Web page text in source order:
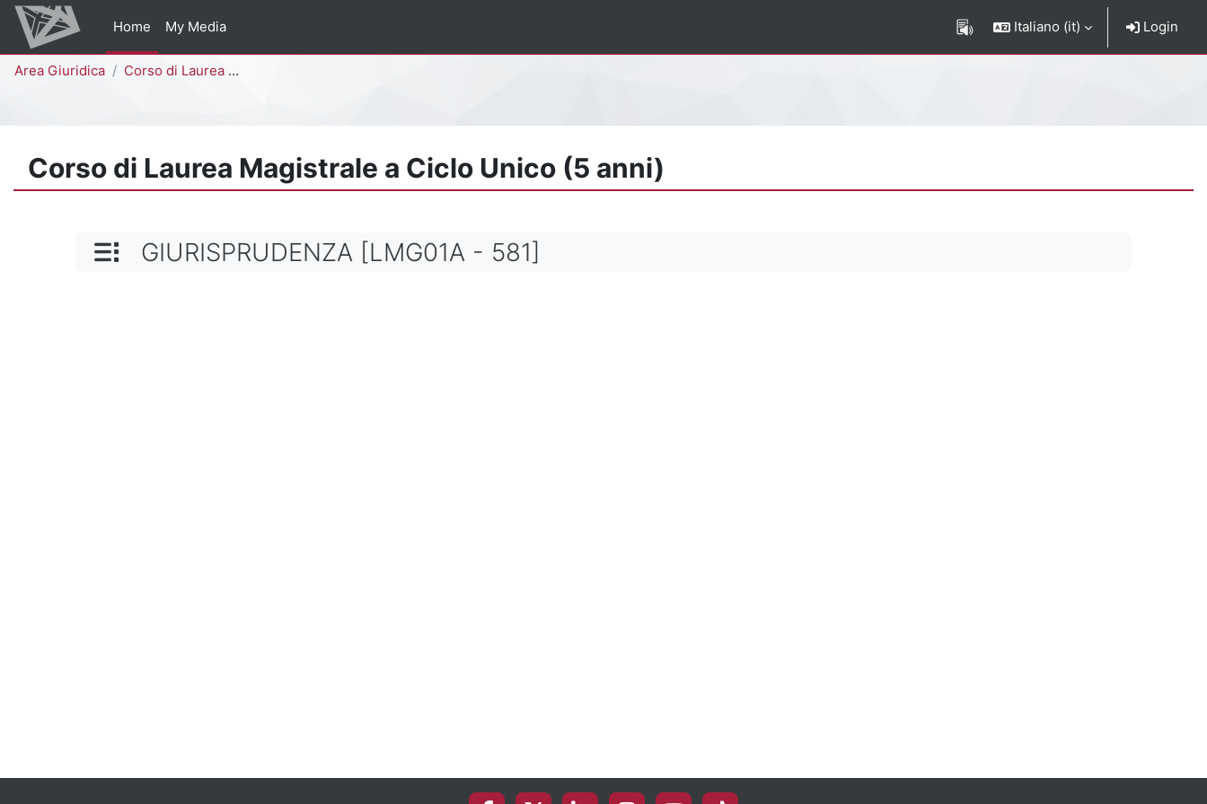
Vai al contenuto principale
Home
My Media Italiano ‎(it)‎ Login
Percorso della pagina
Area Giuridica Corso di Laurea Magistrale a Ciclo Unico (5 anni)
Corso di Laurea Magistrale a Ciclo Unico (5 anni)
NOME CATEGORIA
GIURISPRUDENZA [LMG01A - 581]